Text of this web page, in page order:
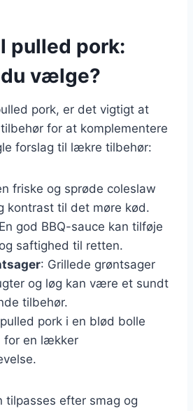
pulled pork:
vælge?
pork, er det vigtigt at
for at komplementere
forslag til lækre tilbehør:
friske og sprøde coleslaw
kontrast til det møre kød.
god BBQ-sauce kan tilføje
saftighed til retten.
: Grillede grøntsager
og løg kan være et sundt
tilbehør.
pork i en blød bolle
for en lækker
tilpasses efter smag og